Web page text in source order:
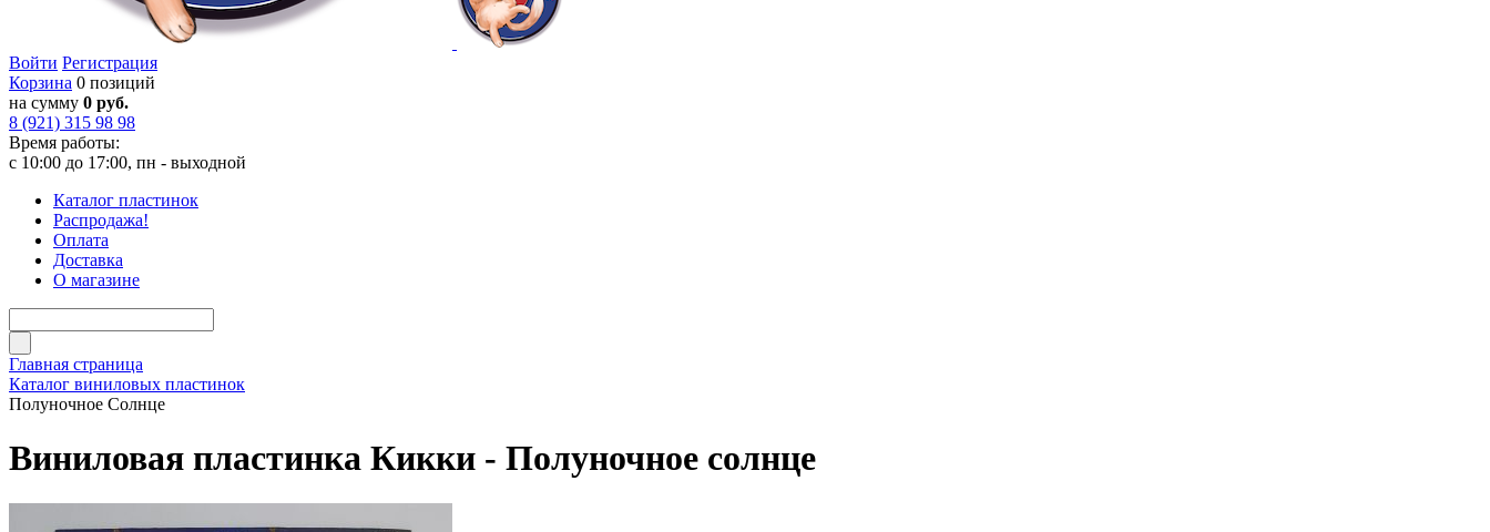
Войти Регистрация
Корзина 0 позиций
на сумму 0 руб.
8 (921) 315 98 98
Время работы:
с 10:00 до 17:00, пн - выходной
Каталог пластинок
Распродажа!
Оплата
Доставка
О магазине
Главная страница
Каталог виниловых пластинок
Полуночное Солнце
Виниловая пластинка Кикки - Полуночное солнце